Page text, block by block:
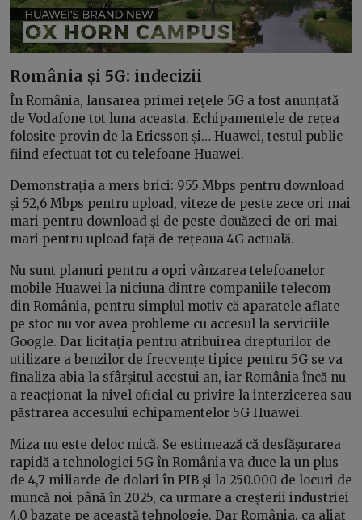
România și 5G: indecizii
În România, lansarea primei rețele 5G a fost anunțată
de Vodafone tot luna aceasta. Echipamentele de rețea
folosite provin de la Ericsson și… Huawei, testul public
fiind efectuat tot cu telefoane Huawei.
Demonstrația a mers brici: 955 Mbps pentru download
și 52,6 Mbps pentru upload, viteze de peste zece ori mai
mari pentru download și de peste douăzeci de ori mai
mari pentru upload față de rețeaua 4G actuală.
Nu sunt planuri pentru a opri vânzarea telefoanelor
mobile Huawei la niciuna dintre companiile telecom
din România, pentru simplul motiv că aparatele aflate
pe stoc nu vor avea probleme cu accesul la serviciile
Google. Dar licitația pentru atribuirea drepturilor de
utilizare a benzilor de frecvențe tipice pentru 5G se va
finaliza abia la sfârșitul acestui an, iar România încă nu
a reacționat la nivel oficial cu privire la interzicerea sau
păstrarea accesului echipamentelor 5G Huawei.
Miza nu este deloc mică. Se estimează că desfășurarea
rapidă a tehnologiei 5G în România va duce la un plus
de 4,7 miliarde de dolari în PIB și la 250.000 de locuri de
muncă noi până în 2025, ca urmare a creșterii industriei
4.0 bazate pe această tehnologie. Dar România, ca aliat